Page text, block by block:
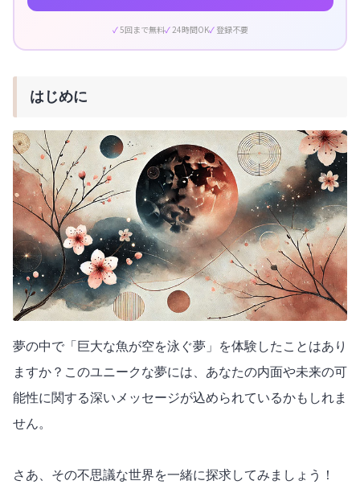
5回まで無料 24時間OK 登録不要
はじめに
夢の中で「巨大な魚が空を泳ぐ夢」を体験したことはあり
ますか？このユニークな夢には、あなたの内面や未来の可
能性に関する深いメッセージが込められているかもしれま
せん。
さあ、その不思議な世界を一緒に探求してみましょう！